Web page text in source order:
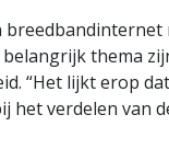
breedbandinternet
thema
“Het lijkt erop
het verdelen van